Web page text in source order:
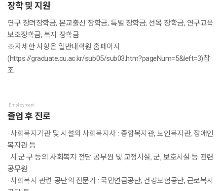
장학 및 지원
연구 장려장학금, 본교출신 장학금, 특별 장학금, 선목 장학금, 연구교육
보조장학금, 복지 장학금
※자세한 사항은 일반대학원 홈페이지
(https://graduate.cu.ac.kr/sub05/sub03.htm?pageNum=5&left=3)참
조
Employment
졸업 후 진로
· 사회복지기관 및 시설의 사회복지사 : 종합복지관, 노인복지관, 장애인
복지관 등
· 시·군·구 등의 사회복지 전담 공무원 및 교정시설, 군, 보호시설 등 관련
공무원
· 사회복지 관련 공단의 전문가 : 국민연금공단, 건강보험공단, 근로복지